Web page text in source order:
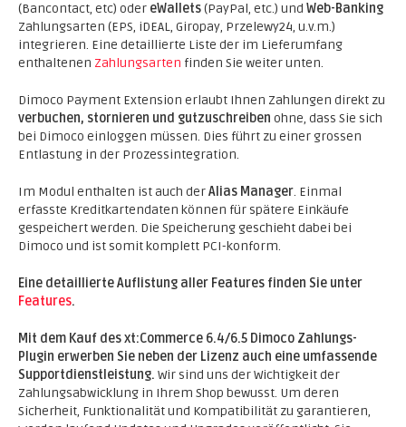
(Bancontact, etc) oder eWallets(PayPal, etc.) und Web-Banking
Zahlungsarten (EPS, iDEAL, Giropay, Przelewy24, u.v.m.)
integrieren. Eine detaillierte Liste der im Lieferumfang
enthaltenen Zahlungsarten finden Sie weiter unten.
Dimoco Payment Extension erlaubt Ihnen Zahlungen direkt zu
verbuchen, stornieren und gutzuschreiben ohne, dass Sie sich
bei Dimoco einloggen müssen. Dies führt zu einer grossen
Entlastung in der Prozessintegration.
Im Modul enthalten ist auch derAlias Manager. Einmal
erfasste Kreditkartendaten können für spätere Einkäufe
gespeichert werden. Die Speicherung geschieht dabei bei
Dimoco und ist somit komplett PCI-konform.
Eine detaillierte Auflistung aller Features finden Sie unter
Features.
Mit dem Kauf des xt:Commerce 6.4/6.5 Dimoco Zahlungs-
Plugin erwerben Sie neben der Lizenz auch eine umfassende
Supportdienstleistung. Wir sind uns der Wichtigkeit der
Zahlungsabwicklung in Ihrem Shop bewusst. Um deren
Sicherheit, Funktionalität und Kompatibilität zu garantieren,